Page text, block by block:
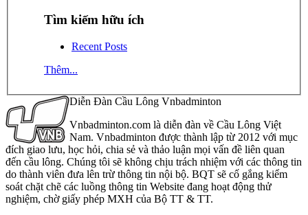
Tìm kiếm hữu ích
Recent Posts
Thêm...
Diễn Đàn Cầu Lông Vnbadminton
Vnbadminton.com là diễn đàn về Cầu Lông Việt
Nam. Vnbadminton được thành lập từ 2012 với mục
đích giao lưu, học hỏi, chia sẻ và thảo luận mọi vấn đề liên quan
đến cầu lông. Chúng tôi sẽ không chịu trách nhiệm với các thông tin
do thành viên đưa lên trừ thông tin nội bộ. BQT sẽ cố gắng kiểm
soát chặt chẽ các luồng thông tin Website đang hoạt động thử
nghiệm, chờ giấy phép MXH của Bộ TT & TT.